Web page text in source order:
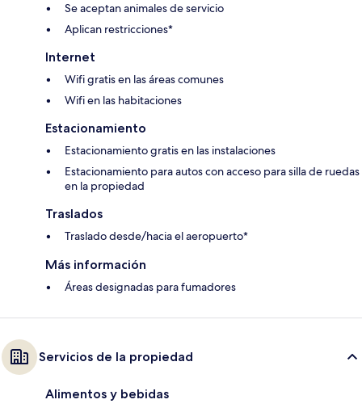
Se aceptan animales de servicio
Aplican restricciones*
Internet
Wifi gratis en las áreas comunes
Wifi en las habitaciones
Estacionamiento
Estacionamiento gratis en las instalaciones
Estacionamiento para autos con acceso para silla de ruedas
en la propiedad
Traslados
Traslado desde/hacia el aeropuerto*
Más información
Áreas designadas para fumadores
Servicios de la propiedad
Alimentos y bebidas